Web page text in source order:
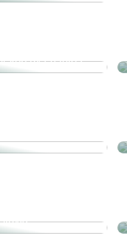
köp av en fritös